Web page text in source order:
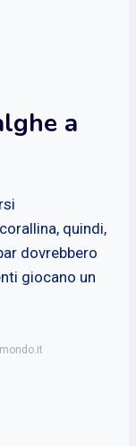
a
quindi,
dovrebbero
giocano un